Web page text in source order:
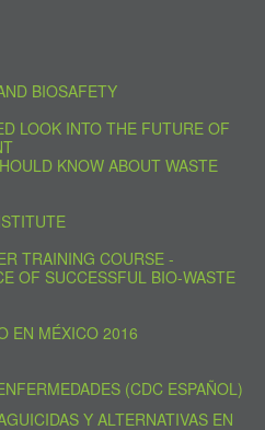
BIOSAFETY
LOOK INTO THE FUTURE OF
KNOW ABOUT WASTE
TRAINING COURSE -
OF SUCCESSFUL BIO-WASTE
EN MÉXICO 2016
(CDC ESPAÑOL)
Y ALTERNATIVAS EN